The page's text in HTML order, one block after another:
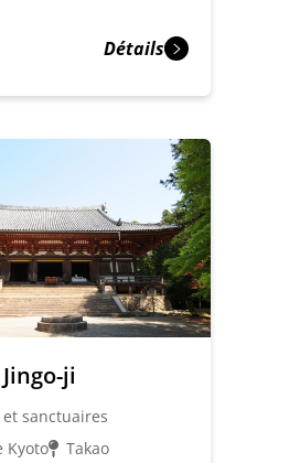
Détails
ji
sanctuaires
Kyoto
Takao